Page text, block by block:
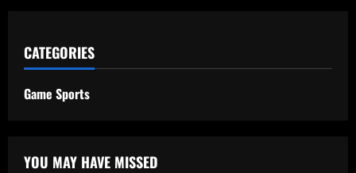
CATEGORIES
Game Sports
YOU MAY HAVE MISSED